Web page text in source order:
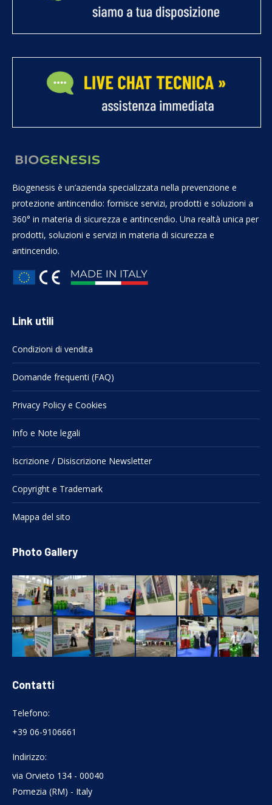
Biogenesis è un’azienda specializzata nella prevenzione e
protezione antincendio: fornisce servizi, prodotti e soluzioni a
360° in materia di sicurezza e antincendio. Una realtà unica per
prodotti, soluzioni e servizi in materia di sicurezza e
antincendio.
Link utili
Condizioni di vendita
Domande frequenti (FAQ)
Privacy Policy e Cookies
Info e Note legali
Iscrizione / Disiscrizione Newsletter
Copyright e Trademark
Mappa del sito
Photo Gallery
Contatti
Telefono:
+39 06-9106661
Indirizzo:
via Orvieto 134 - 00040
Pomezia (RM) - Italy